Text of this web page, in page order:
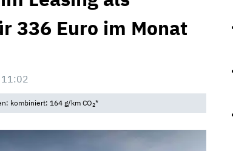
336 Euro im Monat
11:02
kombiniert: 164 g/km CO2*